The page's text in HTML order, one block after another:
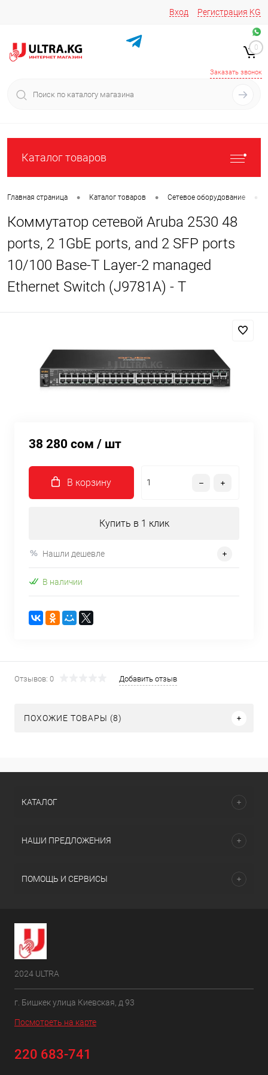
Вход Регистрация KG
+996 776161037
+996 772022908
Заказать звонок
0
Каталог товаров
Главная страница • Каталог товаров • Сетевое оборудование •
Коммутатор сетевой Aruba 2530 48
ports, 2 1GbE ports, and 2 SFP ports
10/100 Base-T Layer-2 managed
Ethernet Switch (J9781A) - T
38 280 сом / шт
В корзину
Купить в 1 клик
Нашли дешевле
В наличии
Отзывов: 0 Добавить отзыв
ПОХОЖИЕ ТОВАРЫ (8)
КАТАЛОГ
НАШИ ПРЕДЛОЖЕНИЯ
ПОМОЩЬ И СЕРВИСЫ
2024 ULTRA
г. Бишкек улица Киевская, д 93
Посмотреть на карте
220 683-741